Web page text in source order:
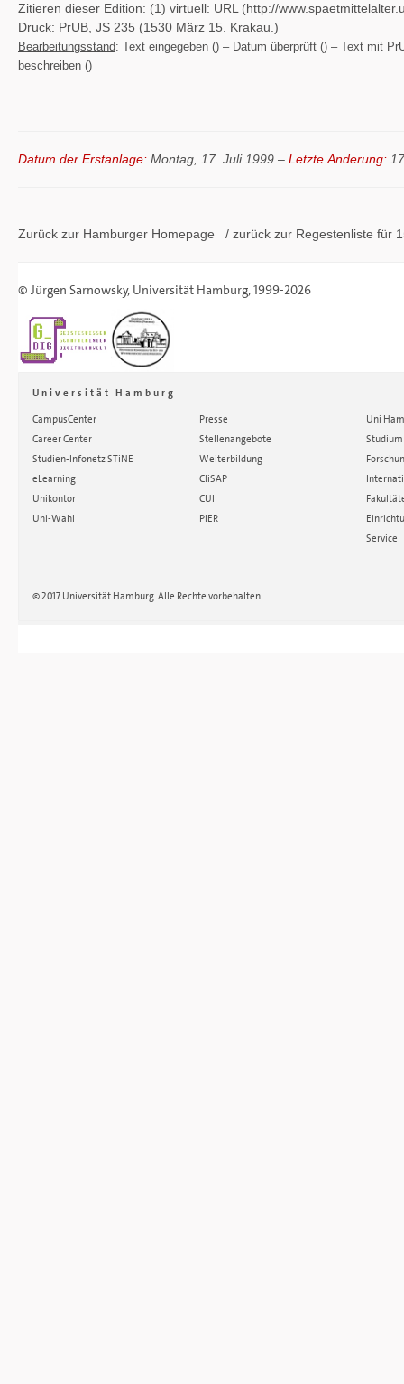
Zitieren dieser Edition: (1) virtuell: URL (http://
Druck: PrUB, JS 235 (1530 März 15. Krakau.)
Bearbeitungsstand: Text eingegeben () – Datum überprüft () – Text mit
beschreiben ()
Datum der Erstanlage: Montag, 17. Juli 1999 – Letzte Änderung:
Zurück zur Hamburger Homepage / zurück zur Regestenliste für
© Jürgen Sarnowsky, Universität Hamburg, 1999-2026